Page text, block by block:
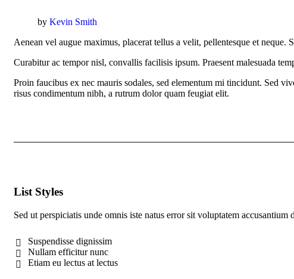
by Kevin Smith
Aenean vel augue maximus, placerat tellus a velit, pellentesque et
Curabitur ac tempor nisl, convallis facilisis ipsum. Praesent malesuada
Proin faucibus ex nec mauris sodales, sed elementum mi tincidunt. Sed
risus condimentum nibh, a rutrum dolor quam feugiat elit.
List Styles
Sed ut perspiciatis unde omnis iste natus error sit voluptatem
Suspendisse dignissim
Nullam efficitur nunc
Etiam eu lectus at lectus